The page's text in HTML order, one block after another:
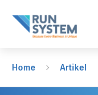
Home Artikel